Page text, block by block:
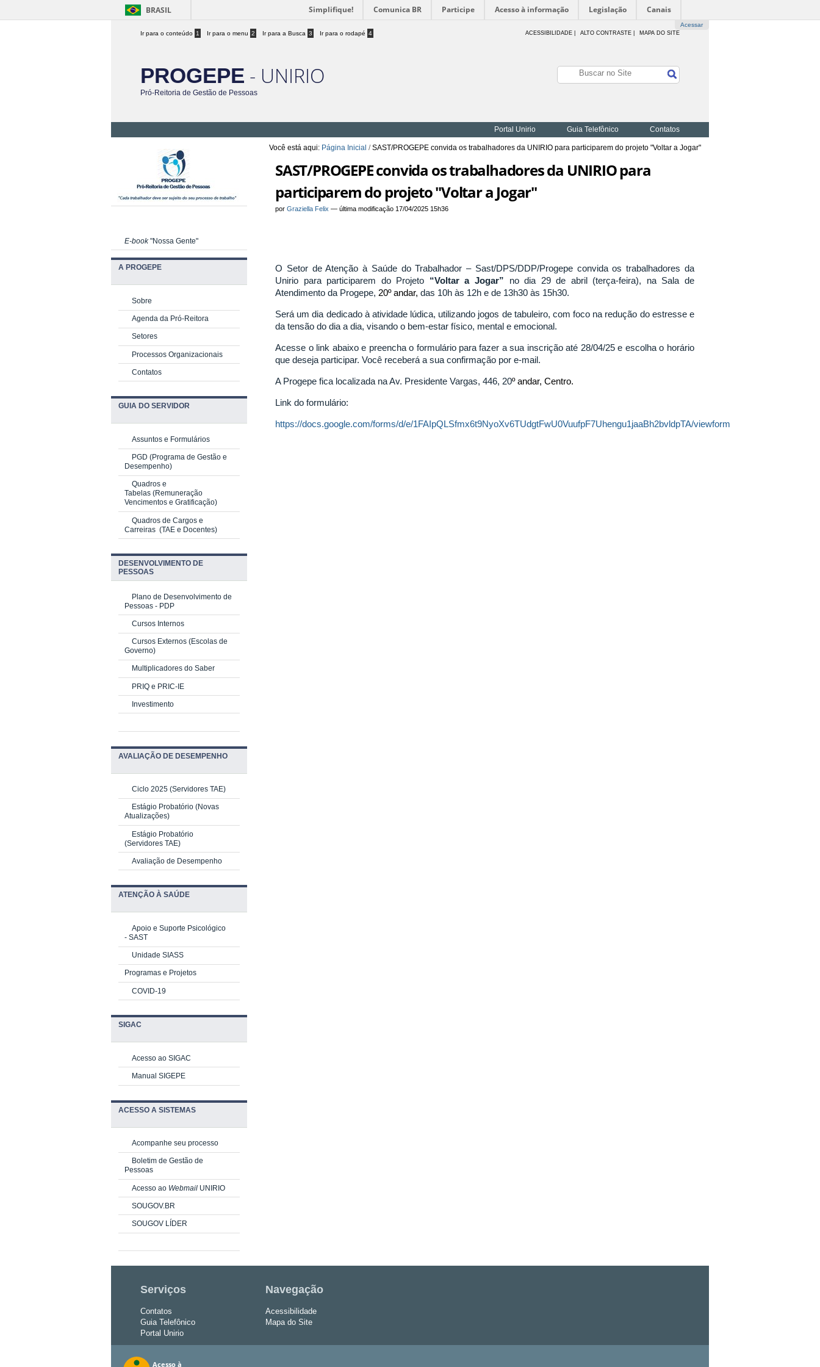
BRASIL Simplifique! Comunica BR Participe Acesso à informação Legislação Canais
Acessar
Ir para o conteúdo 1 Ir para o menu 2 Ir para a Busca 3 Ir para o rodapé 4 ACESSIBILIDADE ALTO CONTRASTE | MAPA DO SITE
PROGEPE - UNIRIO
Pró-Reitoria de Gestão de Pessoas
Portal Unirio Guia Telefônico Contatos
Você está aqui: Página Inicial /SAST/PROGEPE convida os trabalhadores da UNIRIO para participarem do projeto "Voltar a Jogar"
SAST/PROGEPE convida os trabalhadores da UNIRIO para
participarem do projeto "Voltar a Jogar"
porGraziella Felix —última modificação 17/04/2025 15h36
O Setor de Atenção à Saúde do Trabalhador – Sast/DPS/DDP/Progepe convida os trabalhadores da
Unirio para participarem do Projeto “Voltar a Jogar” no dia 29 de abril (terça-feira), na Sala de
Atendimento da Progepe, 20º andar,das 10h às 12h e de 13h30 às 15h30.
Será um dia dedicado à atividade lúdica, utilizando jogos de tabuleiro, com foco na redução do estresse e
da tensão do dia a dia, visando o bem-estar físico, mental e emocional.
Acesse o link abaixo e preencha o formulário para fazer a sua inscrição até 28/04/25 e escolha o horário
que deseja participar. Você receberá a sua confirmação por e-mail.
A Progepe fica localizada na Av. Presidente Vargas, 446, 20º andar, Centro.
Link do formulário:
https://docs.google.com/forms/d/e/1FAIpQLSfmx6t9NyoXv6TUdgtFwU0VuufpF7Uhengu1jaaBh2bvldpTA/viewform
E-book"Nossa Gente"
A PROGEPE
Sobre
Agenda da Pró-Reitora
Setores
Processos Organizacionais
Contatos
GUIA DO SERVIDOR
Assuntos e Formulários
PGD (Programa de Gestão e
Desempenho)
Quadros e
Tabelas (Remuneração
Vencimentos e Gratificação)
Quadros de Cargos e
Carreiras (TAE e Docentes)
DESENVOLVIMENTO DE
PESSOAS
Plano de Desenvolvimento de
Pessoas - PDP
Cursos Internos
Cursos Externos (Escolas de
Governo)
Multiplicadores do Saber
PRIQ e PRIC-IE
Investimento
AVALIAÇÃO DE DESEMPENHO
Ciclo 2025 (Servidores TAE)
Estágio Probatório (Novas
Atualizações)
Estágio Probatório
(Servidores TAE)
Avaliação de Desempenho
ATENÇÃO À SAÚDE
Apoio e Suporte Psicológico
- SAST
Unidade SIASS
Programas e Projetos
COVID-19
SIGAC
Acesso ao SIGAC
Manual SIGEPE
ACESSO A SISTEMAS
Acompanhe seu processo
Boletim de Gestão de
Pessoas
Acesso ao Webmail UNIRIO
SOUGOV.BR
SOUGOV LÍDER
Serviços
Contatos
Guia Telefônico
Portal Unirio
Navegação
Acessibilidade
Mapa do Site